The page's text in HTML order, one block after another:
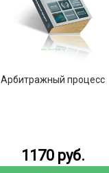
Арбитражный процесс
1170 руб.